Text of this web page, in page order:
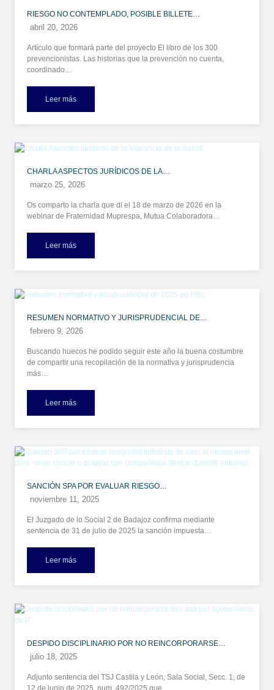
RIESGO NO CONTEMPLADO, POSIBLE BILLETE…
abril 20, 2026
Artículo que formará parte del proyecto El libro de los 300
prevencionistas. Las historias que la prevención no cuenta,
coordinado…
Leer más
CHARLA ASPECTOS JURÍDICOS DE LA…
marzo 25, 2026
Os comparto la charla que di el 18 de marzo de 2026 en la
webinar de Fraternidad Muprespa, Mutua Colaboradora…
Leer más
RESUMEN NORMATIVO Y JURISPRUDENCIAL DE…
febrero 9, 2026
Buscando huecos he podido seguir este año la buena costumbre
de compartir una recopilación de la normativa y jurisprudencia
más…
Leer más
SANCIÓN SPA POR EVALUAR RIESGO…
noviembre 11, 2025
El Juzgado de lo Social 2 de Badajoz confirma mediante
sentencia de 31 de julio de 2025 la sanción impuesta…
Leer más
DESPIDO DISCIPLINARIO POR NO REINCORPORARSE…
julio 18, 2025
Adjunto sentencia del TSJ Castila y León, Sala Social, Secc. 1, de
12 de junio de 2025, num. 492/2025 que…